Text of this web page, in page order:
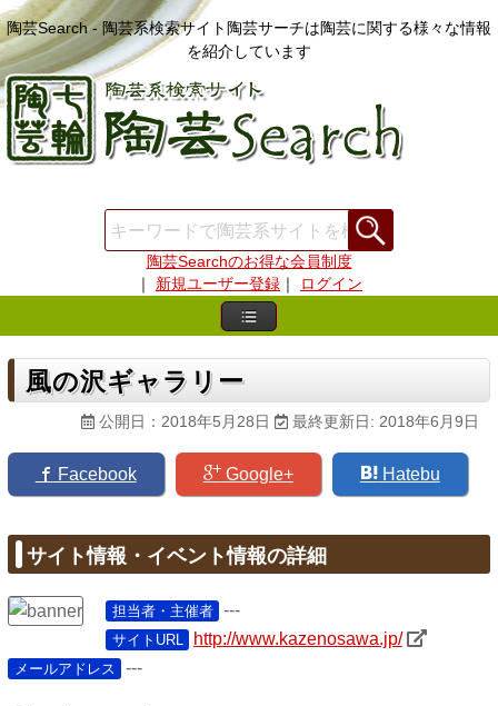
陶芸Search - 陶芸系検索サイト陶芸サーチは陶芸に関する様々な情報
を紹介しています
陶芸Searchのお得な会員制度
新規ユーザー登録 ログイン
風の沢ギャラリー
公開日：2018年5月28日 最終更新日: 2018年6月9日
Facebook Google+ Hatebu
サイト情報・イベント情報の詳細
担当者・主催者 ---
サイトURL http://www.kazenosawa.jp/
メールアドレス ---